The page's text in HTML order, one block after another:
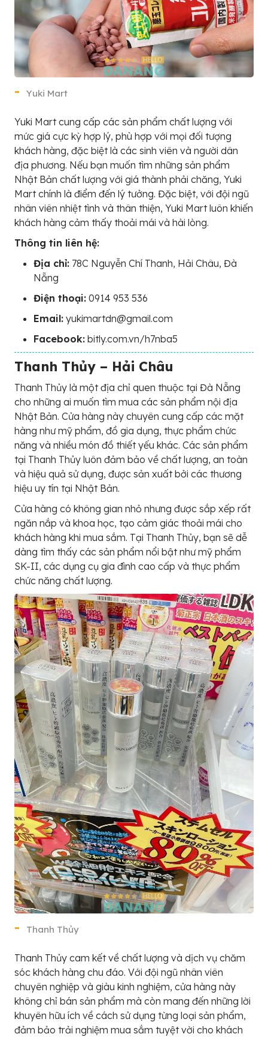
Yuki Mart
Yuki Mart cung cấp các sản phẩm chất lượng với
mức giá cực kỳ hợp lý, phù hợp với mọi đối tượng
khách hàng, đặc biệt là các sinh viên và người dân
địa phương. Nếu bạn muốn tìm những sản phẩm
Nhật Bản chất lượng với giá thành phải chăng, Yuki
Mart chính là điểm đến lý tưởng. Đặc biệt, với đội ngũ
nhân viên nhiệt tình và thân thiện, Yuki Mart luôn khiến
khách hàng cảm thấy thoải mái và hài lòng.
Thông tin liên hệ:
Địa chỉ: 78C Nguyễn Chí Thanh, Hải Châu, Đà
Nẵng
Điện thoại: 0914 953 536
Email: yukimartdn@gmail.com
Facebook: bitly.com.vn/h7nba5
Thanh Thủy – Hải Châu
Thanh Thủy là một địa chỉ quen thuộc tại Đà Nẵng
cho những ai muốn tìm mua các sản phẩm nội địa
Nhật Bản. Cửa hàng này chuyên cung cấp các mặt
hàng như mỹ phẩm, đồ gia dụng, thực phẩm chức
năng và nhiều món đồ thiết yếu khác. Các sản phẩm
tại Thanh Thủy luôn đảm bảo về chất lượng, an toàn
và hiệu quả sử dụng, được sản xuất bởi các thương
hiệu uy tín tại Nhật Bản.
Cửa hàng có không gian nhỏ nhưng được sắp xếp rất
ngăn nắp và khoa học, tạo cảm giác thoải mái cho
khách hàng khi mua sắm. Tại Thanh Thủy, bạn sẽ dễ
dàng tìm thấy các sản phẩm nổi bật như mỹ phẩm
SK-II, các dụng cụ gia đình cao cấp và thực phẩm
chức năng chất lượng.
Thanh Thủy
Thanh Thủy cam kết về chất lượng và dịch vụ chăm
sóc khách hàng chu đáo. Với đội ngũ nhân viên
chuyên nghiệp và giàu kinh nghiệm, cửa hàng này
không chỉ bán sản phẩm mà còn mang đến những lời
khuyên hữu ích về cách sử dụng từng loại sản phẩm,
đảm bảo trải nghiệm mua sắm tuyệt vời cho khách